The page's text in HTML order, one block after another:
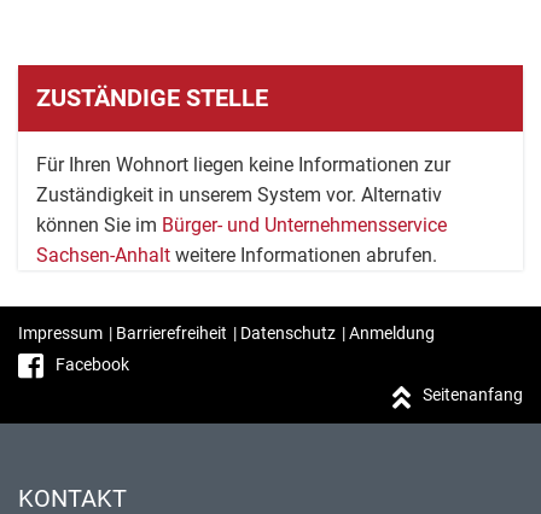
ZUSTÄNDIGE STELLE
Für Ihren Wohnort liegen keine Informationen zur
Zuständigkeit in unserem System vor. Alternativ
können Sie im Bürger- und Unternehmensservice
Sachsen-Anhalt weitere Informationen abrufen.
Impressum | Barrierefreiheit | Datenschutz |Anmeldung
Facebook
Seitenanfang
KONTAKT